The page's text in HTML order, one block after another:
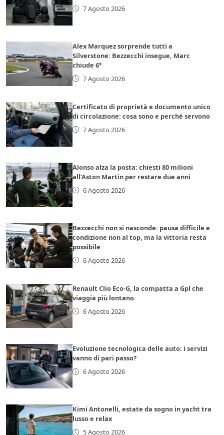
7 Agosto 2026
Alex Marquez sorprende tutti a
Silverstone: Bezzecchi insegue, Marc
chiude 6°
7 Agosto 2026
Certificato di proprietà e documento unico
di circolazione: cosa sono e perché servono
7 Agosto 2026
Alonso alza la posta: chiesti 80 milioni
all’Aston Martin per restare due anni
6 Agosto 2026
Bezzecchi non si nasconde: pausa difficile e
condizione non al top, ma la vittoria resta
possibile
6 Agosto 2026
Renault Clio Eco-G, la compatta a Gpl che
viaggia più lontano
6 Agosto 2026
Evoluzione tecnologica delle auto: i servizi
vanno di pari passo?
6 Agosto 2026
Kimi Antonelli, estate da sogno in yacht tra
lusso e relax
5 Agosto 2026